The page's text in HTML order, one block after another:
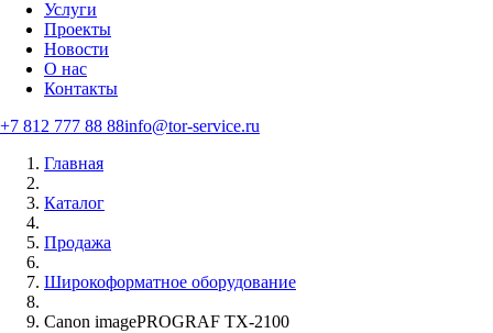
Услуги
Проекты
Новости
О нас
Контакты
+7 812 777 88 88info@tor-service.ru
Главная
Каталог
Продажа
Широкоформатное оборудование
Canon imagePROGRAF TX-2100